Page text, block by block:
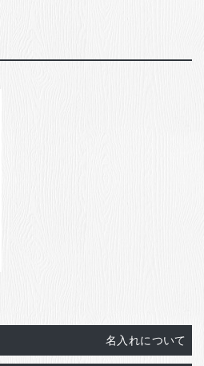
名入れについて